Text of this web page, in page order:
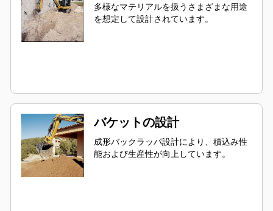
多様なマテリアルを扱うさまざまな用途
を想定して設計されています。
バケットの設計
成形バックラッパ設計により、積込み性
能および生産性が向上しています。